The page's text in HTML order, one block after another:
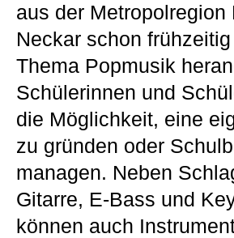
aus der Metropolregion
Neckar schon
Thema Popmusik
Schülerinnen und
die Möglichkeit, eine
zu gründen oder
managen. Neben
Gitarre, E-Bass und
können auch